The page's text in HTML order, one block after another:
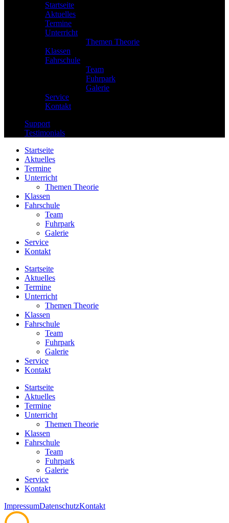
Startseite
Aktuelles
Termine
Unterricht
Themen Theorie
Klassen
Fahrschule
Team
Fuhrpark
Galerie
Service
Kontakt
Support
Testimonials
Startseite
Aktuelles
Termine
Unterricht
Themen Theorie
Klassen
Fahrschule
Team
Fuhrpark
Galerie
Service
Kontakt
Startseite
Aktuelles
Termine
Unterricht
Themen Theorie
Klassen
Fahrschule
Team
Fuhrpark
Galerie
Service
Kontakt
Startseite
Aktuelles
Termine
Unterricht
Themen Theorie
Klassen
Fahrschule
Team
Fuhrpark
Galerie
Service
Kontakt
ImpressumDatenschutzKontakt